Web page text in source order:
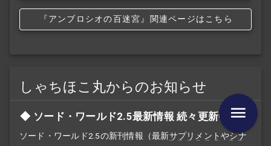
『アンブロシオの百迷宮』関連ページはこちら
しゃちほこ丸からのお知らせ
ソード・ワールド2.5最新情報 続々更新中
ソード・ワールド2.5の新刊情報（最新サプリメントやシナ